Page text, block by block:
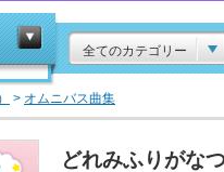
全てのカテゴリー
> オムニバス曲集
どれみふりがな